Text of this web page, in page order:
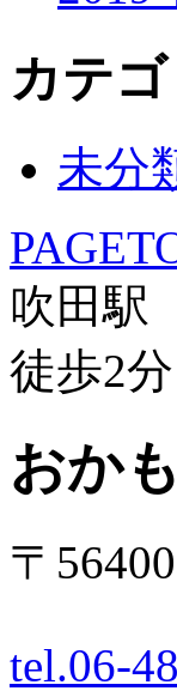
カテ
未分
吹田駅
徒歩2分
おか
〒
tel.06-